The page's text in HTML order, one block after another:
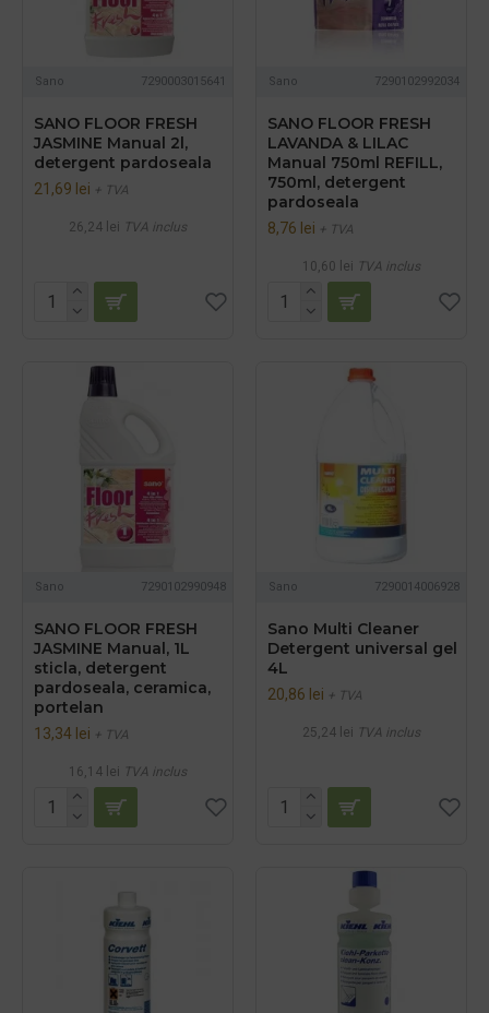
Sano 7290003015641
SANO FLOOR FRESH
JASMINE Manual 2l,
detergent pardoseala
21,69 lei + TVA
26,24 lei TVA inclus
Sano 7290102992034
SANO FLOOR FRESH
LAVANDA & LILAC
Manual 750ml REFILL,
750ml, detergent
pardoseala
8,76 lei + TVA
10,60 lei TVA inclus
Sano 7290102990948
SANO FLOOR FRESH
JASMINE Manual, 1L
sticla, detergent
pardoseala, ceramica,
portelan
13,34 lei + TVA
16,14 lei TVA inclus
Sano 7290014006928
Sano Multi Cleaner
Detergent universal gel
4L
20,86 lei + TVA
25,24 lei TVA inclus